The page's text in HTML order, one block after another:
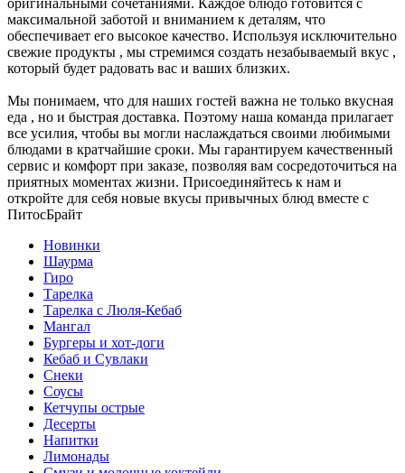
максимальной заботой и вниманием к деталям, что
обеспечивает его высокое качество. Используя исключительно
свежие продукты , мы стремимся создать незабываемый вкус ,
который будет радовать вас и ваших близких.
Мы понимаем, что для наших гостей важна не только вкусная
еда , но и быстрая доставка. Поэтому наша команда прилагает
все усилия, чтобы вы могли наслаждаться своими любимыми
блюдами в кратчайшие сроки. Мы гарантируем качественный
сервис и комфорт при заказе, позволяя вам сосредоточиться на
приятных моментах жизни. Присоединяйтесь к нам и
откройте для себя новые вкусы привычных блюд вместе с
ПитосБрайт
Новинки
Шаурма
Гиро
Тарелка
Тарелка с Люля-Кебаб
Мангал
Бургеры и хот-доги
Кебаб и Сувлаки
Снеки
Соусы
Кетчупы острые
Десерты
Напитки
Лимонады